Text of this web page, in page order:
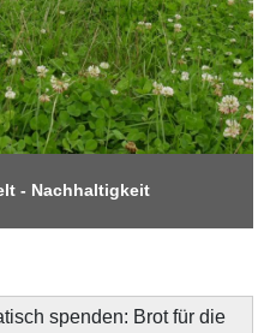
- Nachhaltigkeit
spenden: Brot für die